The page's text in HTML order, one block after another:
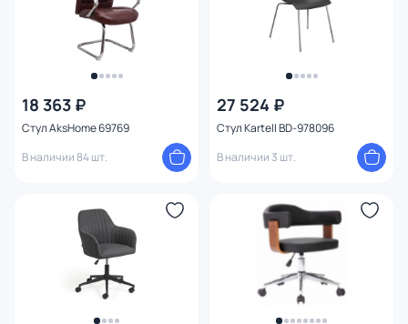
18 363 ₽
Стул AksHome 69769
В наличии 84 шт.
27 524 ₽
Стул Kartell BD-978096
В наличии 3 шт.